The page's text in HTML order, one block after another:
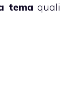
tema quali